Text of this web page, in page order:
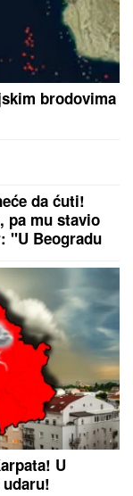
brodovima
da ćuti!
pa mu stavio
"U Beogradu
U